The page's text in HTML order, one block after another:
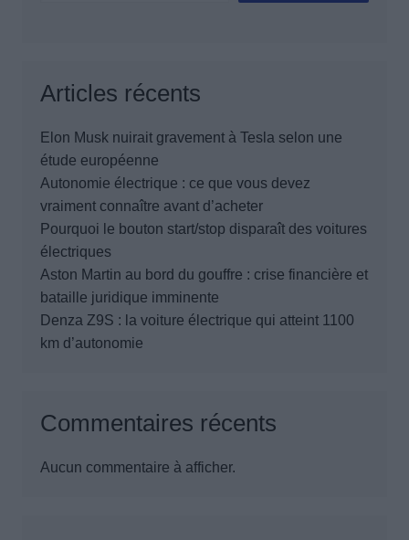
Articles récents
Elon Musk nuirait gravement à Tesla selon une
étude européenne
Autonomie électrique : ce que vous devez
vraiment connaître avant d’acheter
Pourquoi le bouton start/stop disparaît des voitures
électriques
Aston Martin au bord du gouffre : crise financière et
bataille juridique imminente
Denza Z9S : la voiture électrique qui atteint 1100
km d’autonomie
Commentaires récents
Aucun commentaire à afficher.